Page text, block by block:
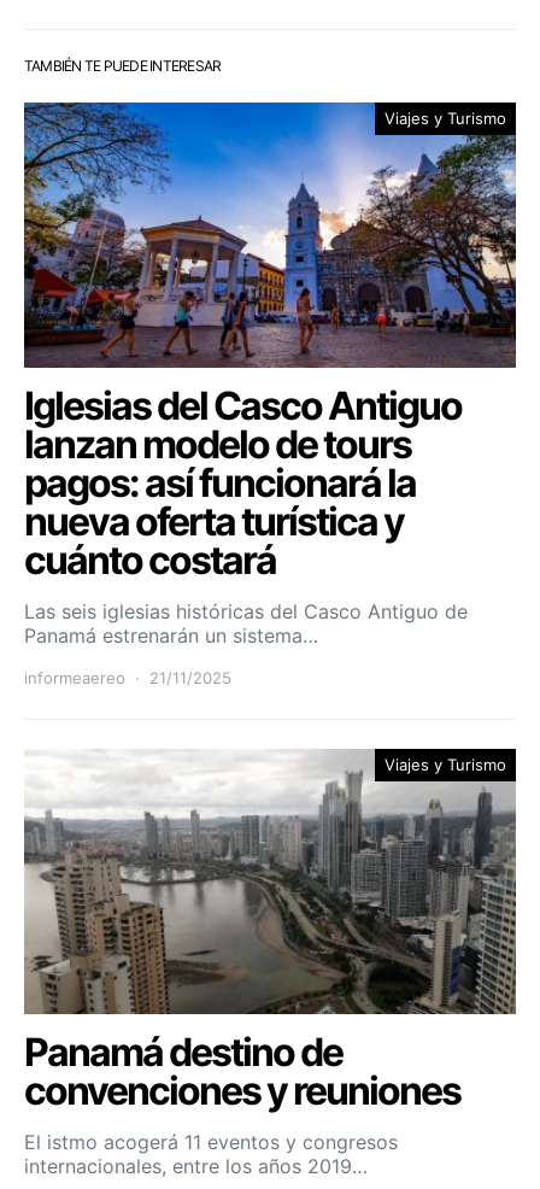
TAMBIÉN TE PUEDE INTERESAR
Viajes y Turismo
Iglesias del Casco Antiguo
lanzan modelo de tours
pagos: así funcionará la
nueva oferta turística y
cuánto costará
Las seis iglesias históricas del Casco Antiguo de
Panamá estrenarán un sistema…
informeaereo 21/11/2025
Viajes y Turismo
Panamá destino de
convenciones y reuniones
El istmo acogerá 11 eventos y congresos
internacionales, entre los años 2019…